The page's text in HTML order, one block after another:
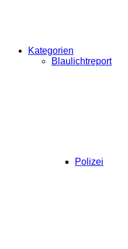
Kategorien
Blaulichtreport
Polizei